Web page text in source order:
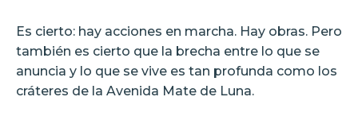
Es cierto: hay acciones en marcha. Hay obras. Pero
también es cierto que la brecha entre lo que se
anuncia y lo que se vive es tan profunda como los
cráteres de la Avenida Mate de Luna.